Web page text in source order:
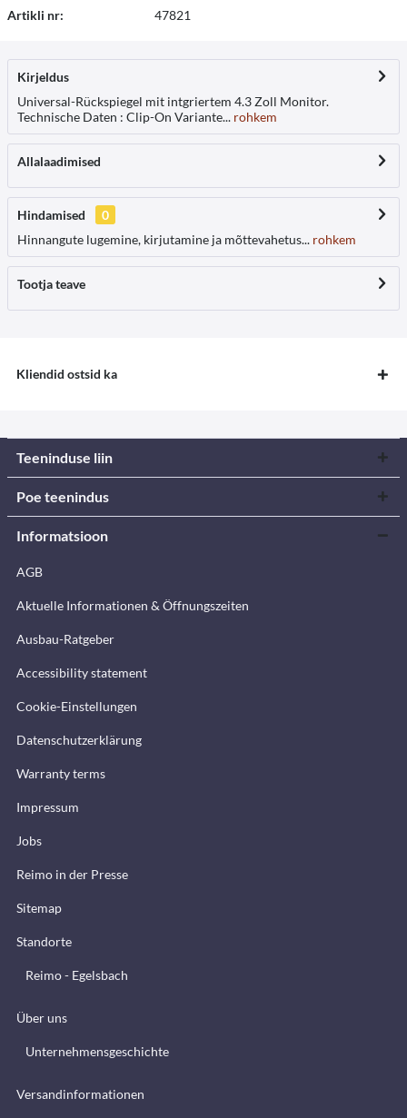
Artikli nr: 47821
Kirjeldus
Universal-Rückspiegel mit intgriertem 4.3 Zoll Monito r.
Technische Daten : Clip-On Variante... rohkem
Allalaadimised
Hindamised
0
Hinnangute lugemine, kirjutamine ja mõttevahetus... rohkem
Tootja teave
Kliendid ostsid ka
Teeninduse liin
Poe teenindus
Informatsioon
AGB
Aktuelle Informationen & Öffnungszeiten
Ausbau-Ratgeber
Accessibility statement
Cookie-Einstellungen
Datenschutzerklärung
Warranty terms
Impressum
Jobs
Reimo in der Presse
Sitemap
Standorte
Reimo - Egelsbach
Über uns
Unternehmensgeschichte
Versandinformationen